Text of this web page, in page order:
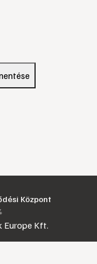
Központ
Europe Kft.